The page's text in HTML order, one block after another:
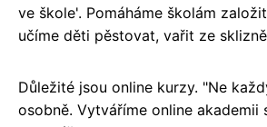
ve škole'. Pomáháme školám
učíme děti pěstovat, vařit ze
Důležité jsou online kurzy. "Ne
osobně. Vytváříme online akademii